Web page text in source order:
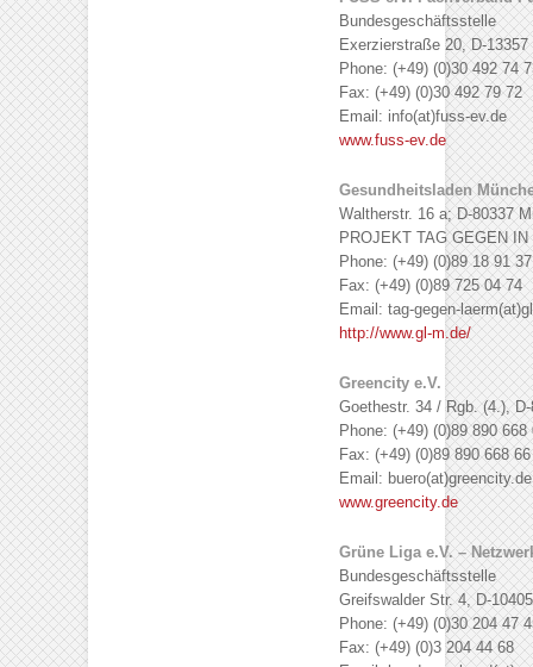
Bundesgeschäftsstelle
Exerzierstraße 20, D-13357
Phone: (+49) (0)30 492 74
Fax: (+49) (0)30 492 79 72
Email: info(at)fuss-ev.de
www.fuss-ev.de
Gesundheitsladen
Waltherstr. 16 a; D-80337
PROJEKT TAG GEGEN IN
Phone: (+49) (0)89 18 91
Fax: (+49) (0)89 725 04 74
Email: tag-gegen-
http://www.gl-m.de/
Greencity e.V.
Goethestr. 34 / Rgb. (4.),
Phone: (+49) (0)89 890 668
Fax: (+49) (0)89 890 668 66
Email: buero(at)greencity.de
www.greencity.de
Grüne Liga e.V. –
Bundesgeschäftsstelle
Greifswalder Str. 4, D-
Phone: (+49) (0)30 204 47
Fax: (+49) (0)3 204 44 68